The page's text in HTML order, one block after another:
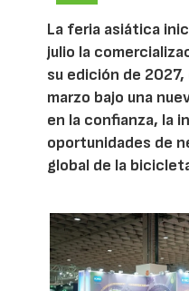
La feria asiática
julio la
su edición de
marzo bajo una
en la confianza, la
oportunidades de
global de la